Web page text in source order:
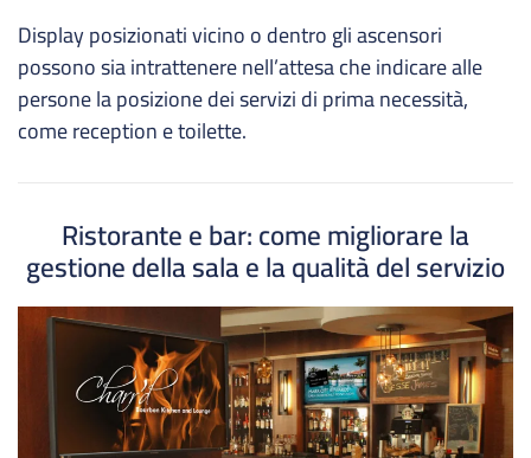
Display posizionati vicino o dentro gli ascensori
possono sia intrattenere nell’attesa che indicare alle
persone la posizione dei servizi di prima necessità,
come reception e toilette.
Ristorante e bar: come migliorare la
gestione della sala e la qualità del servizio